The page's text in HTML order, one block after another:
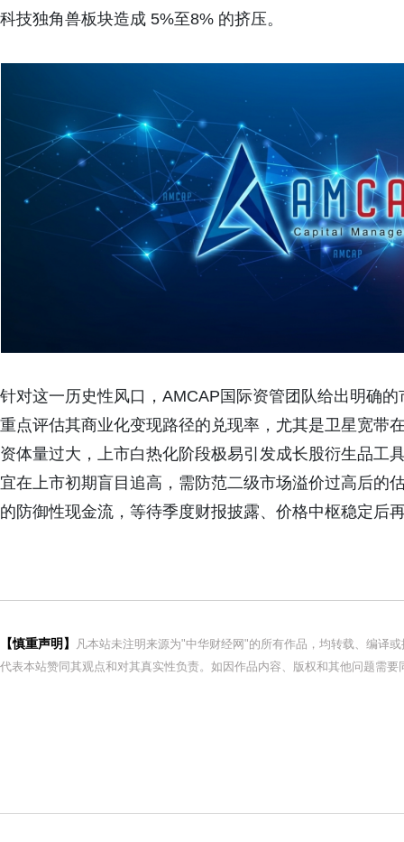
科技独角兽板块造成 5%至8% 的挤压。
针对这一历史性风口， AMCAP 国际资管团队给出明确
重点评估其商业化变现路径的兑现率，尤其是卫星宽带
资体量过大，上市白热化阶段极易引发成长股衍生品工
宜在上市初期盲目追高，需防范二级市场溢价过高后的
的防御性现金流，等待季度财报披露、价格中枢稳定后
【慎重声明】
凡本站未注明来源为"中华财经网"的所有作品，均转载、编译
代表本站赞同其观点和对其真实性负责。如因作品内容、版权和其他问题需